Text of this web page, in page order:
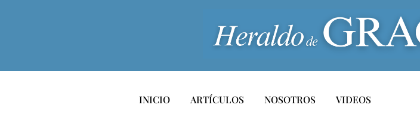
INICIO ARTÍCULOS NOSOTROS VIDEOS